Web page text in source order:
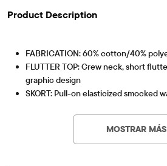
Product Description
FABRICATION: 60% cotton/40%
FLUTTER TOP: Crew neck, short
graphic design
SKORT: Pull-on elasticized smocked
FEATURES: Fabric finished for added
MOSTRAR MÁS